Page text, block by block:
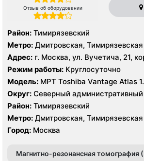
Отзыв об оборудовании
Район: Тимирязевский
Метро: Дмитровская, Тимирязевская
Адрес: г. Москва, ул. Вучетича, 21,
Режим работы: Круглосуточно
Модель: МРТ Toshiba Vantage Atlas
Aquilion CXL 128 срезов, УЗИ Hitachi-
Alpha7, GE LOGIQ S7
Округ: Северный административный
Район: Тимирязевский
Метро: Дмитровская, Тимирязевская
Город: Москва
Магнитно-резонансная томография